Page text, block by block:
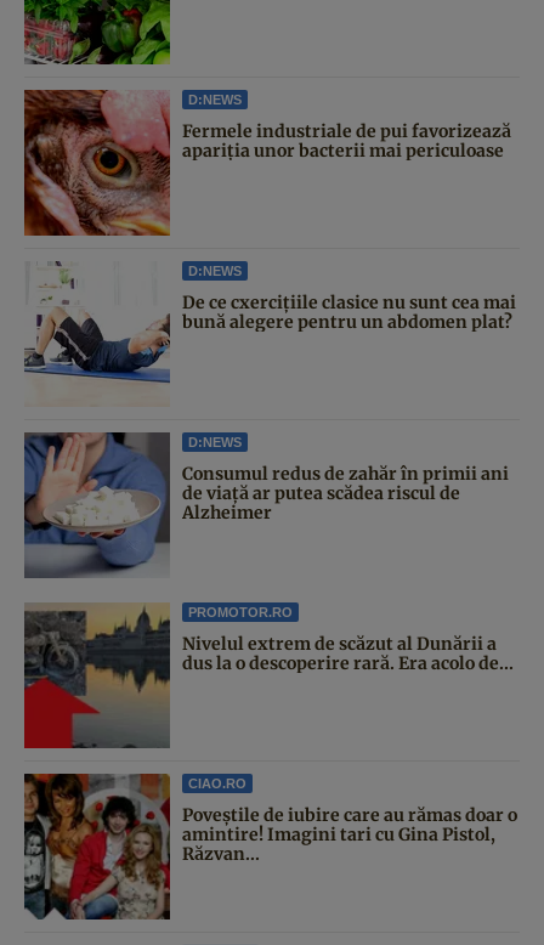
D:NEWS
Fermele industriale de pui favorizează
apariția unor bacterii mai periculoase
D:NEWS
De ce cxercițiile clasice nu sunt cea mai
bună alegere pentru un abdomen plat?
D:NEWS
Consumul redus de zahăr în primii ani
de viață ar putea scădea riscul de
Alzheimer
PROMOTOR.RO
Nivelul extrem de scăzut al Dunării a
dus la o descoperire rară. Era acolo de...
CIAO.RO
Poveştile de iubire care au rămas doar o
amintire! Imagini tari cu Gina Pistol,
Răzvan...